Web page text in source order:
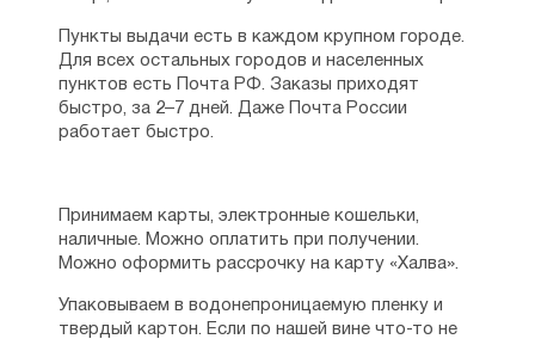
107
▪ Благовещение Богородицы — 109
▪ Успение Пресвятой Богородицы — 110
Урок 11. Обрезание Господне — 112
▪ Покров Пресвятой Богородицы — 113
▪ Праздники святых — 113
▪ Усекновение главы Иоанна Предтечи — 115
▪ Праздник свв. апостолов Петра и Павла — 116
Урок 12. Праздник Казанской иконы Божией
▪ Праздник трех святителей — 121
▪ Праздник святого апостола и евангелиста
Пункты выдачи есть в каждом крупном городе.
Для всех остальных городов и населенных
пунктов есть Почта РФ. Заказы приходят
быстро, за 2–7 дней. Даже Почта России
работает быстро.
Принимаем карты, электронные кошельки,
наличные. Можно оплатить при получении.
Можно оформить рассрочку на карту «Халва».
Упаковываем в водонепроницаемую пленку и
твердый картон. Если по нашей вине что-то не